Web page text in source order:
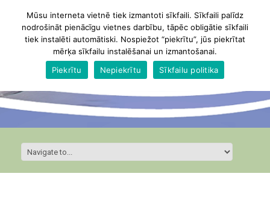
Mūsu interneta vietnē tiek izmantoti sīkfaili. Sīkfaili palīdz
nodrošināt pienācīgu vietnes darbību, tāpēc obligātie sīkfaili
tiek instalēti automātiski. Nospiežot “piekrītu”, jūs piekrītat
mērķa sīkfailu instalēšanai un izmantošanai.
Piekrītu
Nepiekrītu Sīkfailu politika